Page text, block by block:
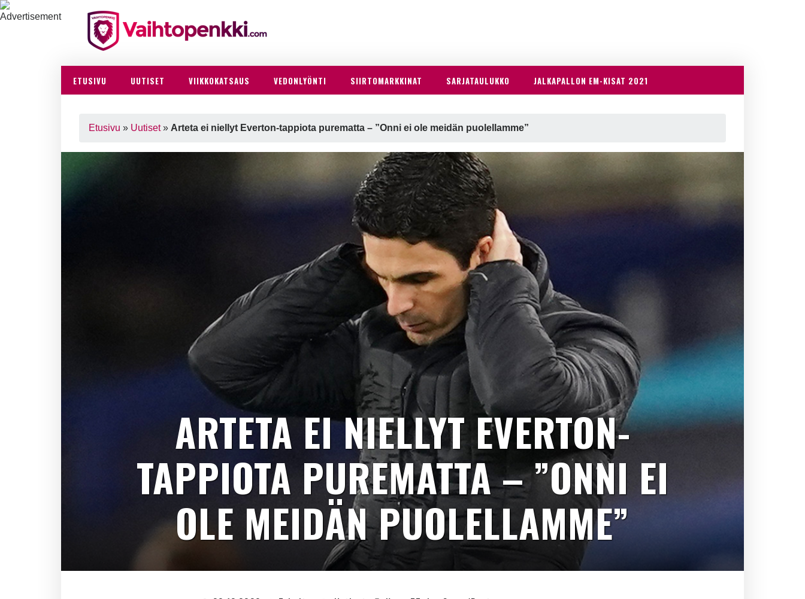
ETUSIVU UUTISET VIIKKOKATSAUS VEDONLYÖNTI SIIRTOMARKKINAT SARJATAULUKKO JALKAPALLON EM-KISAT 2021
Etusivu » Uutiset» Arteta ei niellyt Everton-tappiota purematta – ”Onni ei ole meidän puolellamme”
ARTETA EI NIELLYT EVERTON-
TAPPIOTA PUREMATTA – ”ONNI EI
OLE MEIDÄN PUOLELLAMME”